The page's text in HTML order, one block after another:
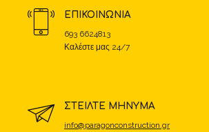
ΕΠΙΚΟΙΝΩΝΙΑ
693 6624813
Καλέστε μας 24/7
ΣΤΕΙΛΤΕ ΜΗΝΥΜΑ
info@paragonconstruction.gr